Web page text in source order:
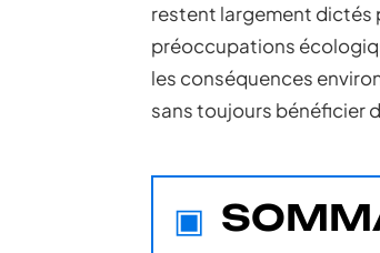
restent largement dictés
préoccupations
les conséquences
sans toujours bénéficier